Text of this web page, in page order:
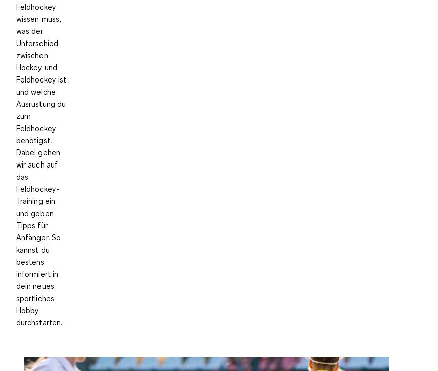
Feldhockey
wissen muss,
was der
Unterschied
zwischen
Hockey und
Feldhockey ist
und welche
Ausrüstung du
zum
Feldhockey
benötigst.
Dabei gehen
wir auch auf
das
Feldhockey-
Training ein
und geben
Tipps für
Anfänger. So
kannst du
bestens
informiert in
dein neues
sportliches
Hobby
durchstarten.